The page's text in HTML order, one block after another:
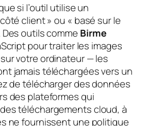
si l’outil utilise un
client » ou « basé sur le
outils comme Birme
pour traiter les images
votre ordinateur — les
jamais téléchargées vers un
de télécharger des données
des plateformes qui
téléchargements cloud, à
ne fournissent une politique